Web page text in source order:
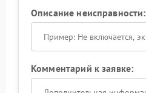
Описание неисправности:
Комментарий к заявке: